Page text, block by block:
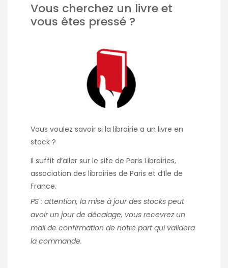
Vous cherchez un livre et
vous êtes pressé ?
Vous voulez savoir si la librairie a un livre en
stock ?
Il suffit d’aller sur le site de Paris Librairies,
association des librairies de Paris et d’Ile de
France.
PS : attention, la mise à jour des stocks peut
avoir un jour de décalage, vous recevrez un
mail de confirmation de notre part qui validera
la commande.